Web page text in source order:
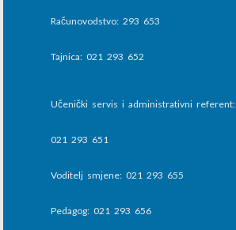
Računovodstvo: 293 653
Tajnica: 021 293 652
Učenički servis i administrativni referent:
021 293 651
Voditelj smjene: 021 293 655
Pedagog: 021 293 656